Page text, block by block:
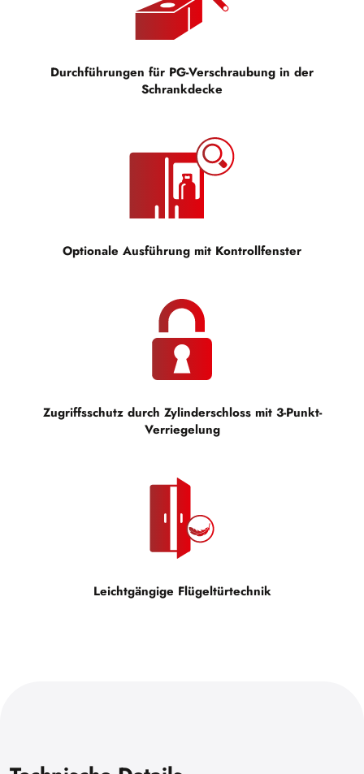
Durchführungen für PG-Verschraubung in der
Schrankdecke
Optionale Ausführung mit Kontrollfenster
Zugriffsschutz durch Zylinderschloss mit 3-Punkt-
Verriegelung
Leichtgängige Flügeltürtechnik